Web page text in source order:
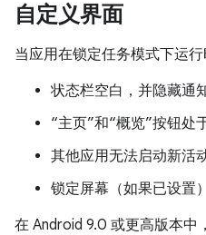
自定义界面
当应用在锁定任务模式下运行
状态栏空白，并隐藏通
“主页”和“概览”按钮处
其他应用无法启动新活动
锁定屏幕（如果已设置
在 Android 9.0 或更高版本中